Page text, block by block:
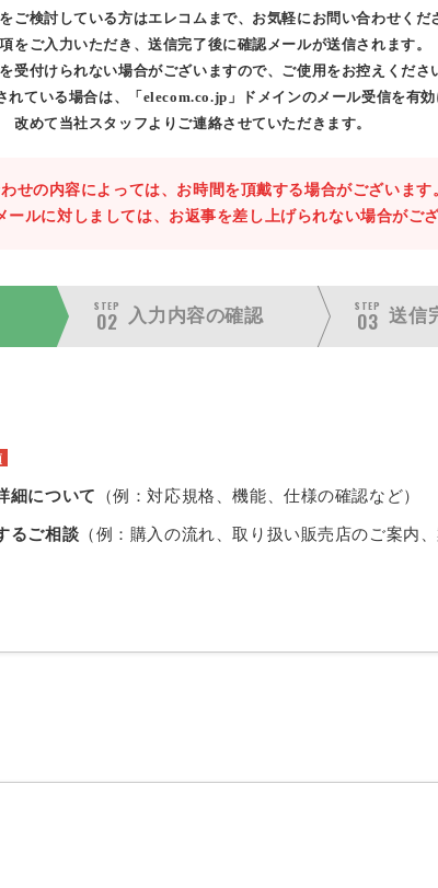
ご検討している方はエレコムまで、お気軽にお問い合わせくだ
をご入力いただき、送信完了後に確認メールが送信されます。
受付けられない場合がございますので、ご使用をお控えくださ
れている場合は、「elecom.co.jp」ドメインのメール受信を有効
改めて当社スタッフよりご連絡させていただきます。
せの内容によっては、お時間を頂戴する場合がございます
ールに対しましては、お返事を差し上げられない場合がござ
STEP
02 入力内容の確認
STEP
03 送信
細について （例：対応規格、機能、仕様の確認など）
るご相談 （例：購入の流れ、取り扱い販売店のご案内